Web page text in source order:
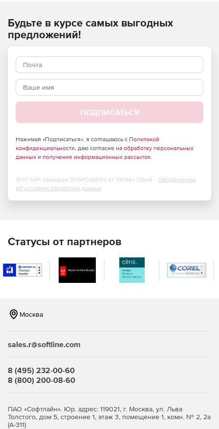
содержит мощный графический инструмент
администрирования и анализа SQLBase Command Center.
SQLBase оптимально подходит для разработчиков
настольных приложений. В стадии разработки SQLBase
является простой в использовании и управлении базой
данных для построения исходной структуры БД
приложения. Кроме того, SQLBase предлагает гибкие
количества пользователей.
Поддержка Windows 10 и RedHat Linux 6, 7.
JDBC.
интегрированный инструмент с графическим
интерфейсом для выполнения задач обслуживания
базы данных. Решение позволяет автоматизировать
многое другое.
поддержания серверов и баз данных и обеспечения
Поддержка Unicode.
Дополнительные функции защиты за счет
Будьте в курсе самых выгодных
предложений!
ПОДПИСАТЬСЯ
Нажимая «Подписаться», я соглашаюсь с Политикой
конфиденциальности, даю согласие на обработку персональных
данных и получение информационных рассылок.
Этот сайт защищен SmartCaptcha от Yandex Cloud - Уведомление
об условиях обработки данных
Статусы от партнеров
Москва
sales.r@softline.com
8 (495) 232-00-60
8 (800) 200-08-60
ПАО «Софтлайн». Юр. адрес: 119021, г. Москва, ул. Льва
Толстого, дом 5, строение 1, этаж 3, помещение 1, комн. № 2, 2а
(А-311)